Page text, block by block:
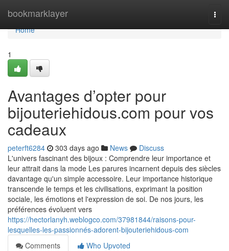
bookmarklayer
Home
Home
1
Avantages d’opter pour
bijouteriehidous.com pour vos
cadeaux
peterft6284 303 days ago News
Discuss
L'univers fascinant des bijoux : Comprendre leur importance et
leur attrait dans la mode Les parures incarnent depuis des siècles
davantage qu'un simple accessoire. Leur importance historique
transcende le temps et les civilisations, exprimant la position
sociale, les émotions et l'expression de soi. De nos jours, les
préférences évoluent vers
https://hectorlanyh.weblogco.com/37981844/raisons-pour-
lesquelles-les-passionnés-adorent-bijouteriehidous-com
Comments
Who Upvoted